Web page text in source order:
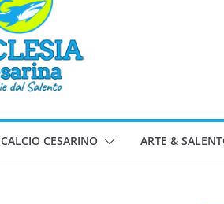
CALCIO CESARINO ARTE &